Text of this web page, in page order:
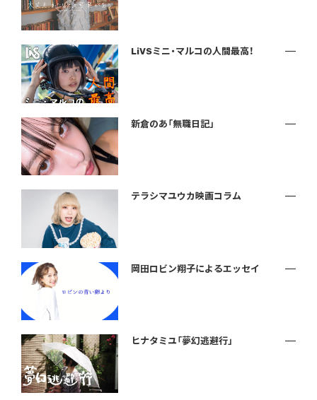
LiVSミニ・マルコの人間最高！
新倉のあ「無職日記」
テラシマユウカ映画コラム
岡田ロビン翔子によるエッセイ
ヒナタミユ「夢幻逃避行」